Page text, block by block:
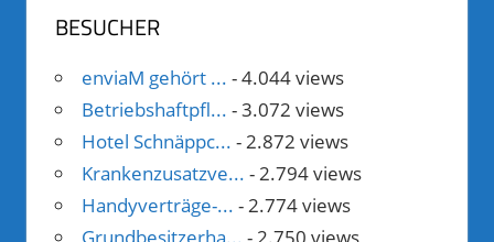
BESUCHER
enviaM gehört ... - 4.044 views
Betriebshaftpfl... - 3.072 views
Hotel Schnäppc... - 2.872 views
Krankenzusatzve... - 2.794 views
Handyverträge-... - 2.774 views